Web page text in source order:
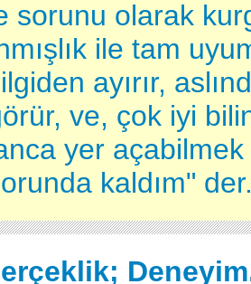
sorunu olarak
ile tam
ayırır,
ve, çok iyi
yer
kaldım"